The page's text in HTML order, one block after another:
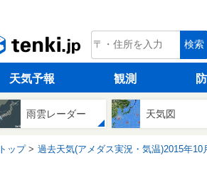
tenki.jp 検索
天気予報 観測
雨雲レーダー 天気図
トップ 過去天気(アメダス実況・気温)2015年10